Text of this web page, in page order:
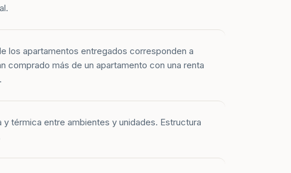
los apartamentos entregados corresponden a
comprado más de un apartamento con una renta
y térmica entre ambientes y unidades. Estructura